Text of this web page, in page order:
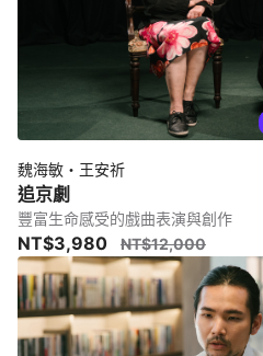
魏海敏・王安祈
追京劇
豐富生命感受的戲曲表演與創作
NT$3,980 NT$12,000